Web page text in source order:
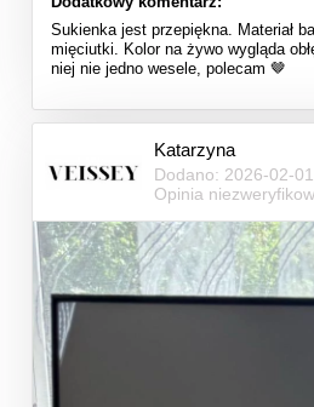
Sukienka jest przepiękna. Materiał
mięciutki. Kolor na żywo wygląda
niej nie jedno wesele, polecam 🤎
Katarzyna
Dodano: 2026-02-01
Opinia